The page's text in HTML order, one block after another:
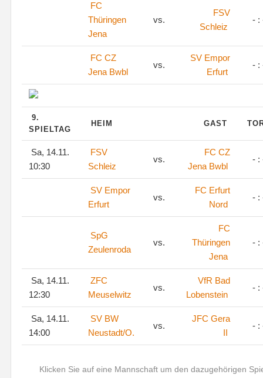
FC
Thüringen
Jena
vs.
FSV
Schleiz
- :
FC CZ
Jena Bwbl
vs.
SV Empor
Erfurt
- :
9.
SPIELTAG
HEIM GAST
Sa, 14.11.
10:30
FSV
Schleiz
vs.
FC CZ
Jena Bwbl
- :
SV Empor
Erfurt
vs.
FC Erfurt
Nord
- :
SpG
Zeulenroda
vs.
FC
Thüringen
Jena
- :
Sa, 14.11.
12:30
ZFC
Meuselwitz
vs.
VfR Bad
Lobenstein
- :
Sa, 14.11.
14:00
SV BW
Neustadt/O.
vs.
JFC Gera
II
- :
Klicken Sie auf eine Mannschaft um den dazugehörigen